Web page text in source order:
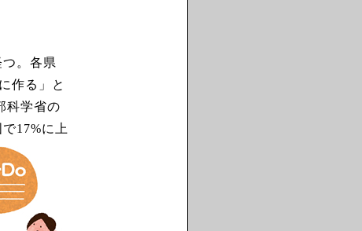
。各県
作る」と
科学省の
17%に上